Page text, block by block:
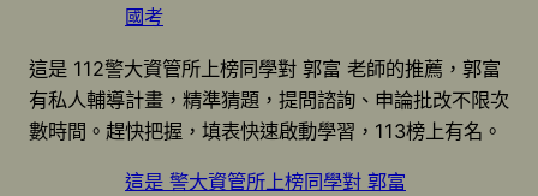
國考
這是 112警大資管所上榜同學對 郭富 老師的推薦，郭富
有私人輔導計畫，精準猜題，提問諮詢、申論批改不限次
數時間。趕快把握，填表快速啟動學習，113榜上有名。
這是 警大資管所上榜同學對 郭富